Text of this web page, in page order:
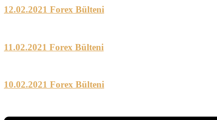
12.02.2021 Forex Bülteni
11.02.2021 Forex Bülteni
10.02.2021 Forex Bülteni